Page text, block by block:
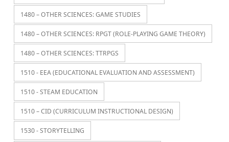
1480 – OTHER SCIENCES: GAME STUDIES
1480 – OTHER SCIENCES: RPGT (ROLE-PLAYING GAME THEORY)
1480 – OTHER SCIENCES: TTRPGS
1510 - EEA (EDUCATIONAL EVALUATION AND ASSESSMENT)
1510 - STEAM EDUCATION
1510 – CID (CURRICULUM INSTRUCTIONAL DESIGN)
1530 - STORYTELLING